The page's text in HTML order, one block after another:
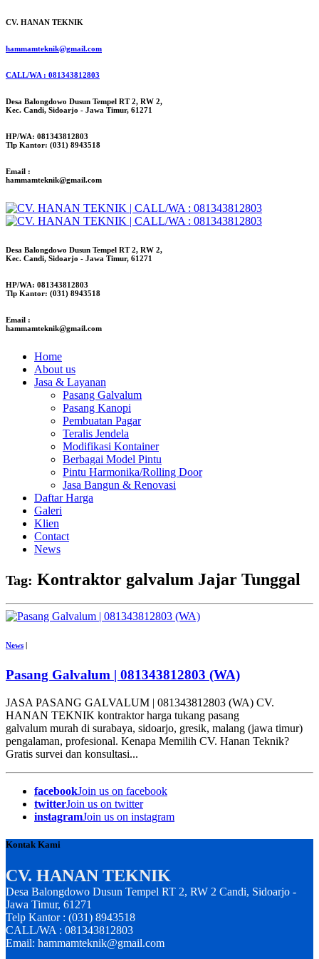
CV. HANAN TEKNIK
hammamteknik@gmail.com
CALL/WA : 081343812803
Desa Balongdowo Dusun Tempel RT 2, RW 2,
Kec. Candi, Sidoarjo - Jawa Timur, 61271
HP/WA: 081343812803
Tlp Kantor: (031) 8943518
Email :
hammamteknik@gmail.com
Desa Balongdowo Dusun Tempel RT 2, RW 2,
Kec. Candi, Sidoarjo - Jawa Timur, 61271
HP/WA: 081343812803
Tlp Kantor: (031) 8943518
Email :
hammamteknik@gmail.com
Home
About us
Jasa & Layanan
Pasang Galvalum
Pasang Kanopi
Pembuatan Pagar
Teralis Jendela
Modifikasi Kontainer
Berbagai Model Pintu
Pintu Harmonika/Rolling Door
Jasa Bangun & Renovasi
Daftar Harga
Galeri
Klien
Contact
News
Tag: Kontraktor galvalum Jajar Tunggal
News
Pasang Galvalum | 081343812803 (WA)
JASA PASANG GALVALUM | 081343812803 (WA) CV.
HANAN TEKNIK kontraktor harga tukang pasang
galvalum murah di surabaya, sidoarjo, gresik, malang (jawa timur)
pengalaman, profesional. Kenapa Memilih CV. Hanan Teknik?
Gratis survei dan konsultasi...
facebookJoin us on facebook
twitterJoin us on twitter
instagramJoin us on instagram
Kontak Kami
CV. HANAN TEKNIK
Desa Balongdowo Dusun Tempel RT 2, RW 2 Candi, Sidoarjo -
Jawa Timur, 61271
Telp Kantor : (031) 8943518
CALL/WA : 081343812803
Email: hammamteknik@gmail.com